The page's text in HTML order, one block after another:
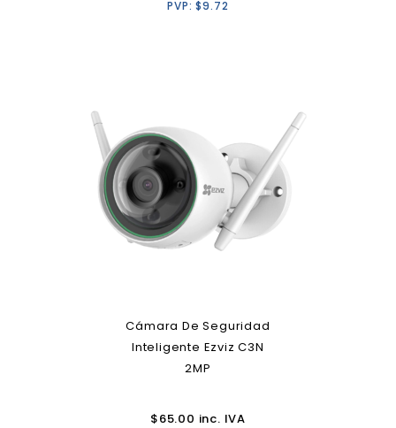
PVP:$9.72
Cámara De Seguridad
Inteligente Ezviz C3N
2MP
$65.00 inc. IVA